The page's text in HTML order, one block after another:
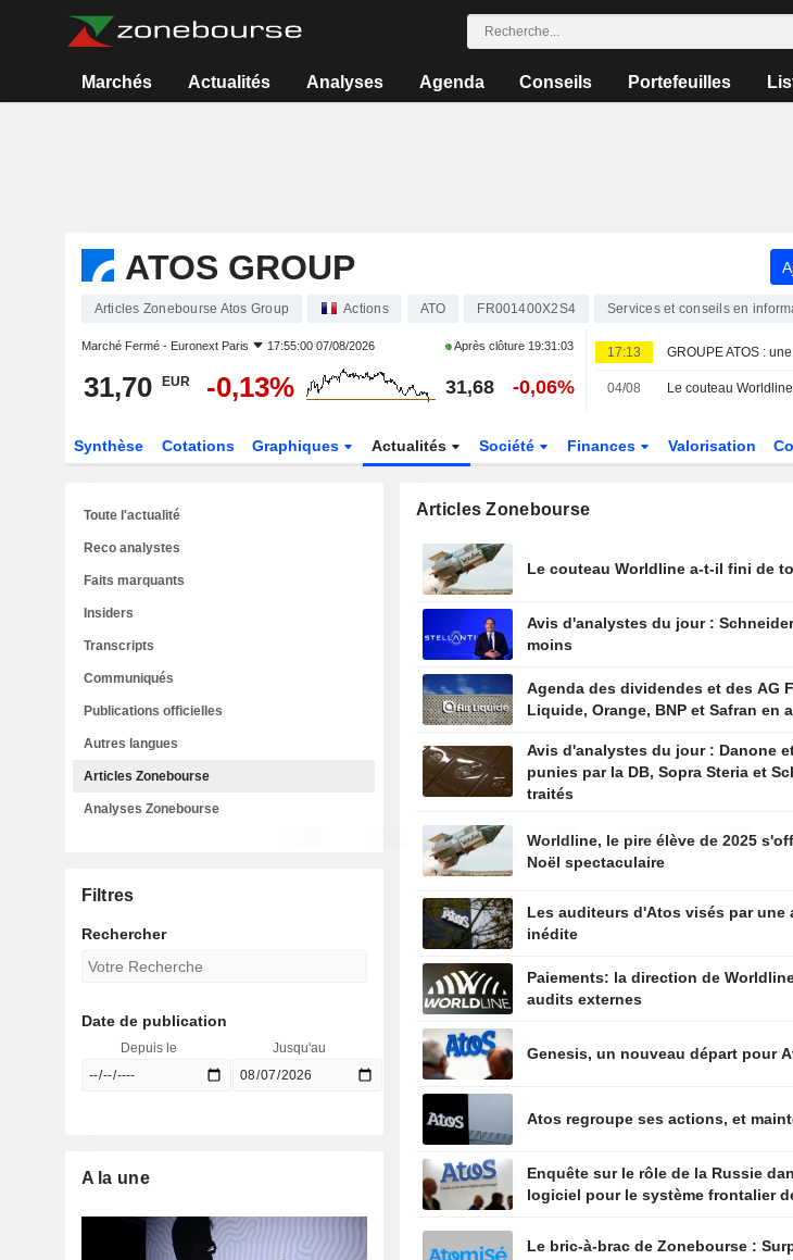
Marchés Actualités Analyses Agenda Conseils Portefeuilles
ATOS GROUP
Articles Zonebourse Atos Group Actions ATO FR001400X2S4 Services et conseils en
Marché Fermé - Euronext Paris 17:55:00 07/08/2026 Après clôture 19:31:03
31,70 EUR -0,13% 31,68 -0,06%
17:13 GROUPE ATOS :
04/08 Le couteau
Synthèse Cotations Graphiques Actualités Société Finances Valorisation
Articles Zonebourse
Le couteau Worldline a-t-il fini de
Avis d'analystes du jour :
moins
Agenda des dividendes et des AG
Liquide, Orange, BNP et Safran en
Avis d'analystes du jour : Danone
punies par la DB, Sopra Steria et
traités
Worldline, le pire élève de 2025
Noël spectaculaire
Les auditeurs d'Atos visés par
inédite
Paiements: la direction de
audits externes
Genesis, un nouveau départ pour
Atos regroupe ses actions, et
Enquête sur le rôle de la Russie
logiciel pour le système frontalier
Le bric-à-brac de Zonebourse :
Toute l'actualité
Reco analystes
Faits marquants
Insiders
Transcripts
Communiqués
Publications officielles
Autres langues
Articles Zonebourse
Analyses Zonebourse
Filtres
Rechercher
Date de publication
Depuis le Jusqu'au
A la une